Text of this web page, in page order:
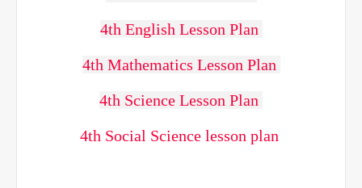
4th English Lesson Plan
4th Mathematics Lesson Plan
4th Science Lesson Plan
4th Social Science lesson plan